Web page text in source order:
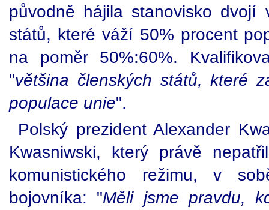
původně hájila stanovisko dvojí
států, které váží 50% procent
na poměr 50%:60%.
"většina členských států, které
populace unie".
Polský prezident Alexander
Kwasniwski, který právě
komunistického režimu, v
bojovníka: "Měli jsme pravdu,